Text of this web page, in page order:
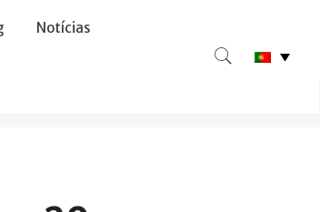
Notícias